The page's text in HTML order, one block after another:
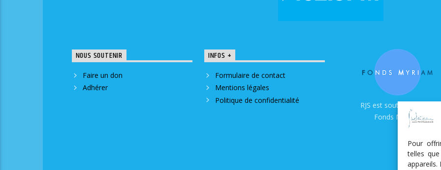
Pour
telles
NOUS SOUTENIR
Faire un don
Adhérer
INFOS +
Formulaire de contact
Mentions légales
Politique de confidentialité
RJS est soutenue par le
Fonds Myriam